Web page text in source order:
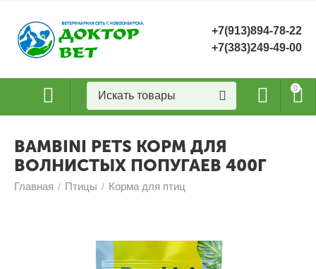
+7(913)894-78-22
+7(383)249-49-00
0
BAMBINI PETS КОРМ ДЛЯ
ВОЛНИСТЫХ ПОПУГАЕВ 400Г
Главная / Птицы / Корма для птиц